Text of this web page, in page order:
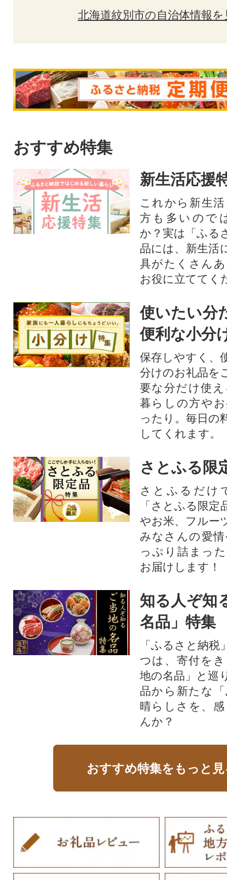
北海道紋別市の自治体情報を
おすすめ特集
新生活応援
これから新生
方も多いので
か？実は「ふる
品には、新生活
具がたくさん
お役に立ててく
使いたい分
便利な小分
保存しやすく、
分けのお礼品を
要な分だけ使
暮らしの方や
ったり。毎日の
してくれます。
さとふる限
さとふるだけ
「さとふる限
やお米、フルー
みなさんの愛
っぷり詰まっ
お届けします！
知る人ぞ知
名品」特集
「ふるさと納
つは、寄付を
地の名品」と巡
品から新たな
晴らしさを、
んか？
おすすめ特集をもっと